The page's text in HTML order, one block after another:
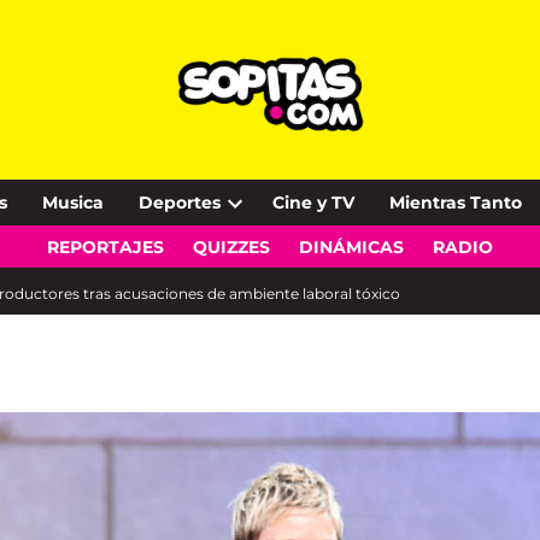
Musica Deportes
Open
dropdown
Cine y TV Mientras Tanto
REPORTAJES QUIZZES DINÁMICAS RADIO
tras acusaciones de ambiente laboral tóxico